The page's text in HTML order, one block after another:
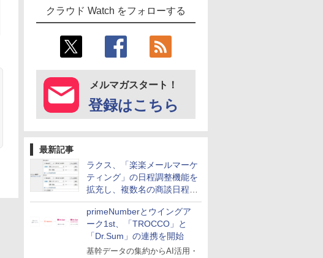
クラウド Watch をフォローする
メルマガスタート！
登録はこちら
最新記事
ラクス、「楽楽メールマーケ
ティング」の日程調整機能を
拡充し、複数名の商談日程調
整を効率化
primeNumberとウイングア
ーク1st、「TROCCO」と
「Dr.Sum」の連携を開始
基幹データの集約からAI活用・